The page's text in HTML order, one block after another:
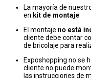
La mayoría de
en kit de montaje
El montaje no está
cliente debe contar
de bricolaje para
Exposhopping no se
cliente no puede
las instrucciones de